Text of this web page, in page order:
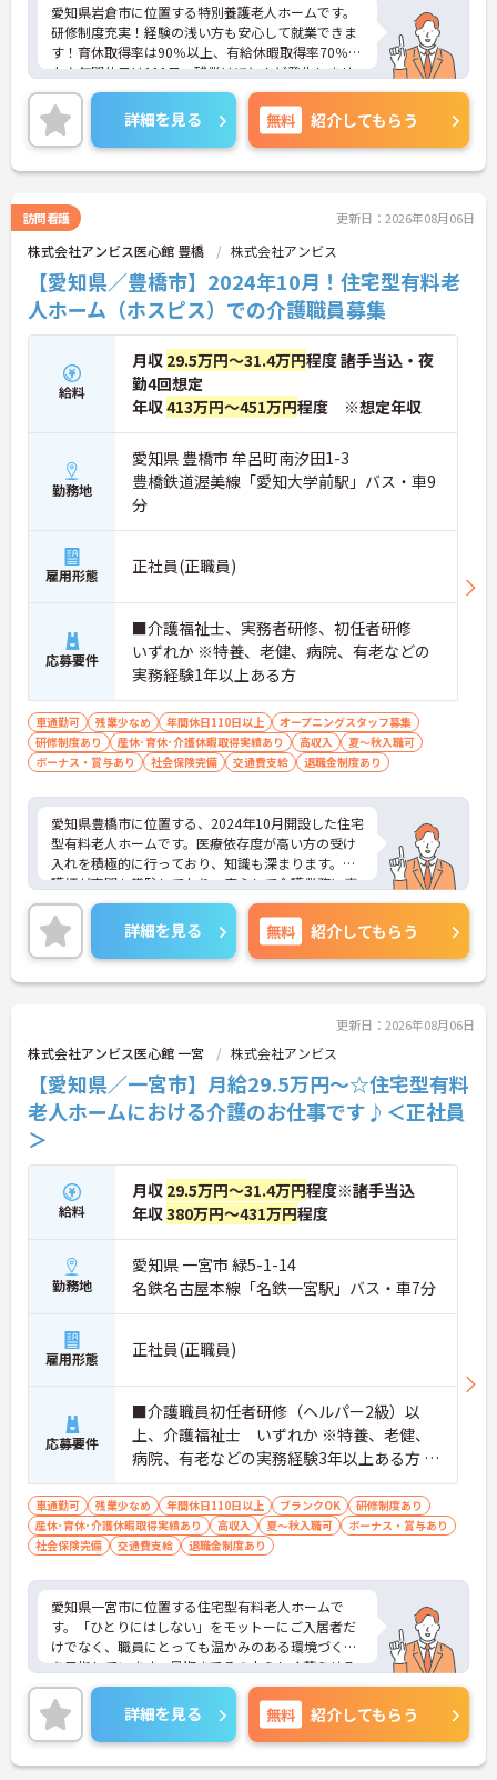
愛知県岩倉市に位置する特別養護老人ホームです。
研修制度充実！経験の浅い方も安心して就業できま
す！育休取得率は90％以上、有給休暇取得率70％以
上♪年間休日は111日、残業はほとんど発生しませ
ん！ご興味をお持ちの方には詳細の情報や面接のポ
イントをお伝えしますのでお気軽にお問い合わせく
ださいませ。
詳細を見る 無料 紹介してもらう
訪問看護 更新日：2026年08月06日
株式会社アンビス医心館 豊橋 株式会社アンビス
【愛知県／豊橋市】2024年10月！住宅型有料老
人ホーム（ホスピス）での介護職員募集
給料
月収 29.5万円～31.4万円程度 諸手当込・夜
勤4回想定
年収413万円～451万円程度 ※想定年収
勤務地
愛知県 豊橋市 牟呂町南汐田1-3
豊橋鉄道渥美線「愛知大学前駅」バス・車9
分
雇用形態 正社員(正職員)
応募要件
■介護福祉士、実務者研修、初任者研修
いずれか ※特養、老健、病院、有老などの
実務経験1年以上ある方
車通勤可 残業少なめ 年間休日110日以上
オープニングスタッフ募集
研修制度あり
産休･育休･介護休暇取得実績あり 高収入
夏～秋入職可
ボーナス・賞与あり
社会保険完備 交通費支給 退職金制度あり
愛知県豊橋市に位置する、2024年10月開設した住宅
型有料老人ホームです。医療依存度が高い方の受け
入れを積極的に行っており、知識も深まります。看
護師が夜間も常駐しており、安心して介護業務に専
念できる環境です。
ご興味をお持ちの方には詳細の情報や面接のポイン
トをお伝えしますのでお気軽にお問い合わせくださ
いませ。
詳細を見る 無料 紹介してもらう
更新日：2026年08月06日
株式会社アンビス医心館 一宮 株式会社アンビス
【愛知県／一宮市】月給29.5万円～☆住宅型有料
老人ホームにおける介護のお仕事です♪＜正社員
＞
給料
月収 29.5万円～31.4万円程度※諸手当込
年収380万円～431万円程度
勤務地
愛知県 一宮市 緑5-1-14
名鉄名古屋本線「名鉄一宮駅」バス・車7分
雇用形態 正社員(正職員)
応募要件
■介護職員初任者研修（ヘルパー2級）以
上、介護福祉士 いずれか ※特養、老健、
病院、有老などの実務経験3年以上ある方 ※
ブランク可
車通勤可 残業少なめ 年間休日110日以上 ブランクOK
研修制度あり
産休･育休･介護休暇取得実績あり
高収入 夏～秋入職可
ボーナス・賞与あり
社会保険完備
交通費支給 退職金制度あり
愛知県一宮市に位置する住宅型有料老人ホームで
す。「ひとりにはしない」をモットーにご入居者だ
けでなく、職員にとっても温かみのある環境づくり
を目指しています。最期までその人らしく暮らせる
ように、看護師、介護士が連携してケアをしており
ます。年間休日110日以上あり、しっかり働いてし
っかり休める、社員にとって理想の働き方を実現で
きます。年収は400万円以上の高水準で、頑張りが
しっかりとお給与にも反映されます。ご興味のある
詳細を見る 無料 紹介してもらう